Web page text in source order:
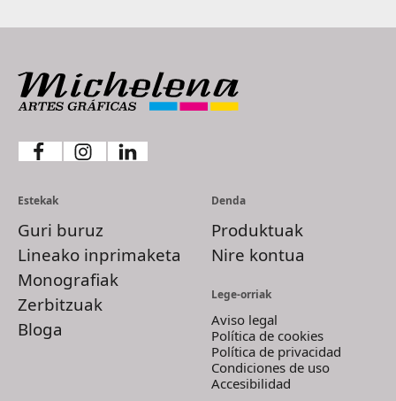
Estekak
Guri buruz
Lineako inprimaketa
Monografiak
Zerbitzuak
Bloga
Denda
Produktuak
Nire kontua
Lege-orriak
Aviso legal
Política de cookies
Política de privacidad
Condiciones de uso
Accesibilidad